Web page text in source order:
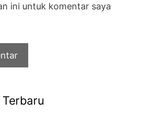
ini untuk komentar saya